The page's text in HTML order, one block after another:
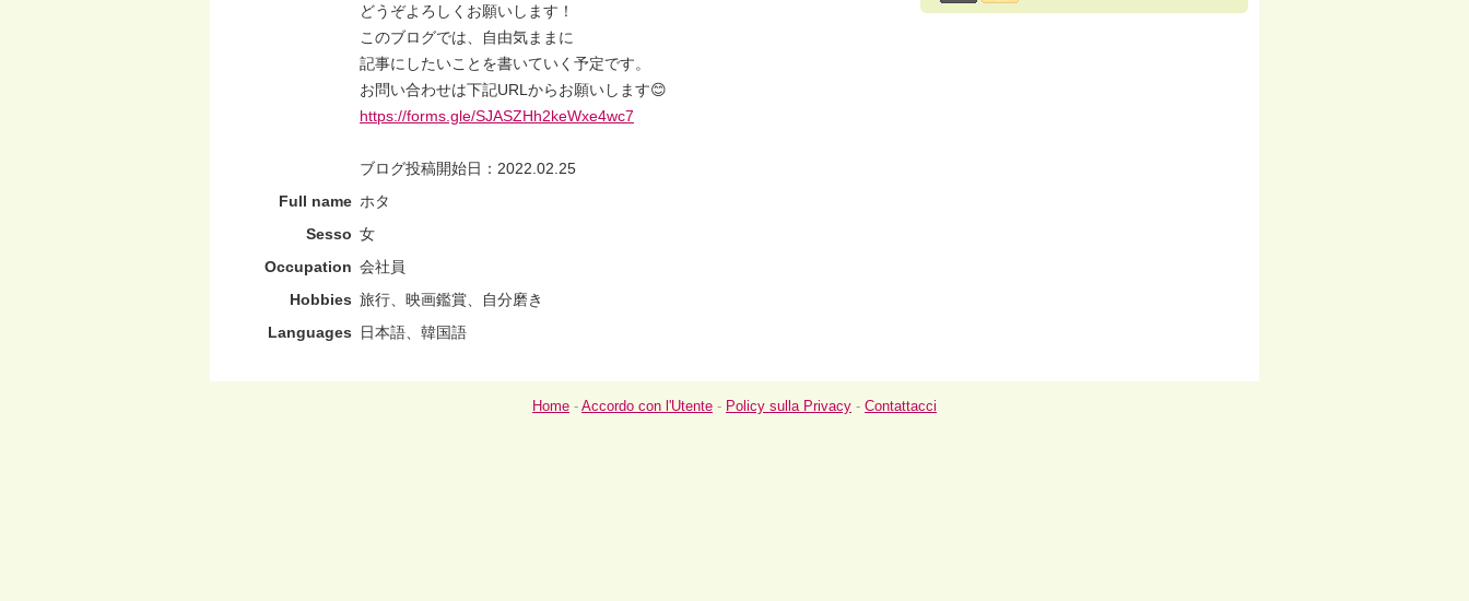
どうぞよろしくお願いします！
このブログでは、自由気ままに
記事にしたいことを書いていく予定です。
お問い合わせは下記URLからお願いします😊
https://forms.gle/SJASZHh2keWxe4wc7
ブログ投稿開始日：2022.02.25
Full name ホタ
Sesso 女
Occupation 会社員
Hobbies 旅行、映画鑑賞、自分磨き
Languages
日本語、韓国語
Home - Accordo con l'Utente - Policy sulla Privacy - Contattacci